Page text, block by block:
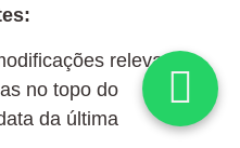
relevantes,
no topo do
da última